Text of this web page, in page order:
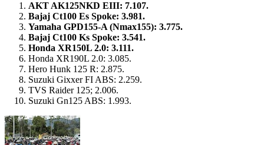
AKT AK125NKD EIII: 7.107.
Bajaj Ct100 Es Spoke: 3.981.
Yamaha GPD155-A (Nmax155): 3.775.
Bajaj Ct100 Ks Spoke: 3.541.
Honda XR150L 2.0: 3.111.
Honda XR190L 2.0: 3.085.
Hero Hunk 125 R: 2.875.
Suzuki Gixxer FI ABS: 2.259.
TVS Raider 125; 2.006.
Suzuki Gn125 ABS: 1.993.